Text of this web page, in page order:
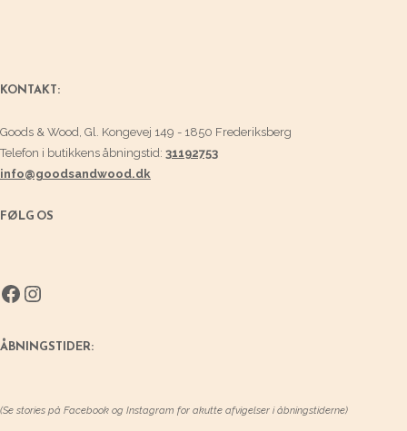
KONTAKT:
Goods & Wood, Gl. Kongevej 149 - 1850 Frederiksberg
Telefon i butikkens åbningstid: 31192753
info@goodsandwood.dk
FØLG OS
Facebook
Instagram
ÅBNINGSTIDER:
(Se stories på Facebook og Instagram for akutte afvigelser i åbningstiderne)